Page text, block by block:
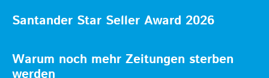
Santander Star Seller Award 2026
Warum noch mehr Zeitungen sterben
werden